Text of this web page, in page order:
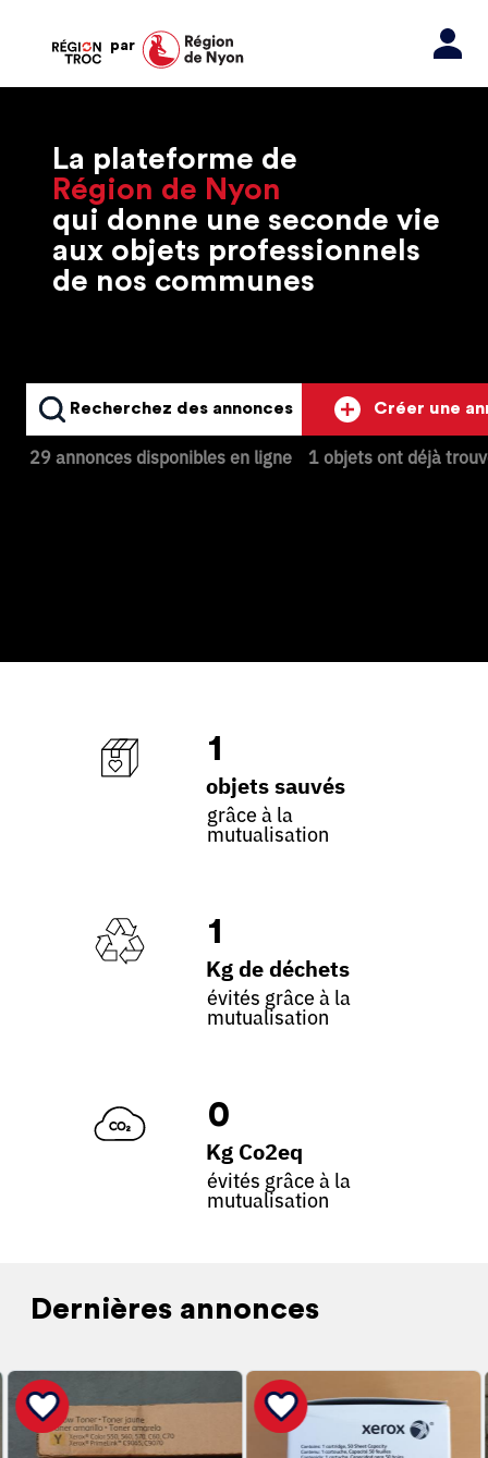
par
La plateforme de
Région de Nyon
qui donne une seconde vie
aux objets professionnels
de nos communes
Recherchez des annonces
29 annonces disponibles en ligne
Créer une
1 objets ont déjà
1
objets sauvés
grâce à la
mutualisation
1
Kg de déchets
évités grâce à la
mutualisation
0
Kg Co2eq
évités grâce à la
mutualisation
Dernières annonces